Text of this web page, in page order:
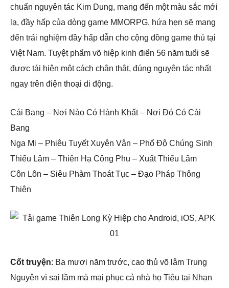
chuẩn nguyên tác Kim Dung, mang đến một màu sắc mới
lạ, đầy hấp của dòng game MMORPG, hứa hẹn sẽ mang
đến trải nghiệm đầy hấp dẫn cho cộng đồng game thủ tại
Việt Nam. Tuyệt phẩm võ hiệp kinh điển 56 năm tuổi sẽ
được tái hiện một cách chân thật, đúng nguyên tác nhất
ngay trên điện thoại di động.
Cái Bang – Nơi Nào Có Hành Khất – Nơi Đó Có Cái
Bang
Nga Mi – Phiêu Tuyết Xuyên Vân – Phổ Độ Chúng Sinh
Thiếu Lâm – Thiên Hạ Công Phu – Xuất Thiếu Lâm
Côn Lôn – Siêu Phàm Thoát Tục – Đạo Pháp Thông
Thiên
Cốt truyện: Ba mươi năm trước, cao thủ võ lâm Trung
Nguyên vì sai lầm mà mai phục cả nhà họ Tiêu tại Nhạn